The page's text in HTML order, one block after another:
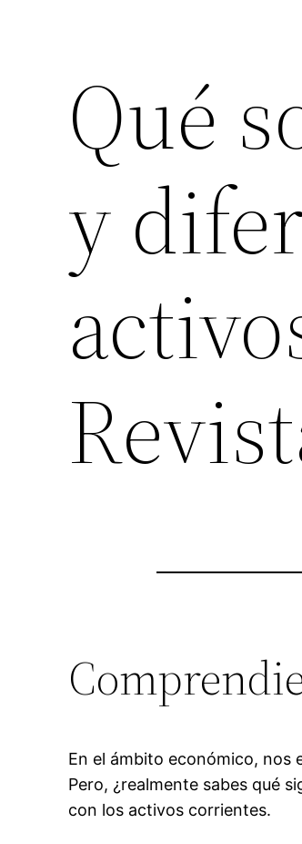
Qué
y
En el ámbito económico, nos
Pero, ¿realmente sabes qué
con los activos corrientes.